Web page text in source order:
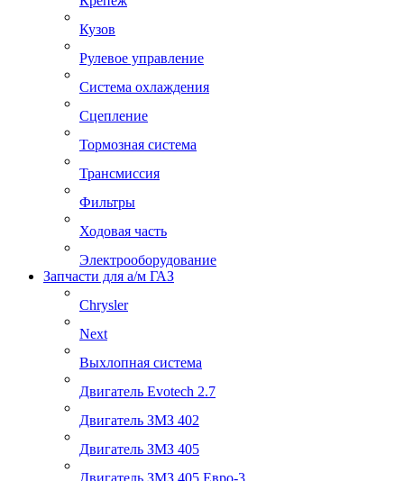
Кузов
Рулевое управление
Система охлаждения
Сцепление
Тормозная система
Трансмиссия
Фильтры
Ходовая часть
Электрооборудование
Запчасти для а/м ГАЗ
Chrysler
Next
Выхлопная система
Двигатель Evotech 2.7
Двигатель ЗМЗ 402
Двигатель ЗМЗ 405
Двигатель ЗМЗ 405 Евро-3